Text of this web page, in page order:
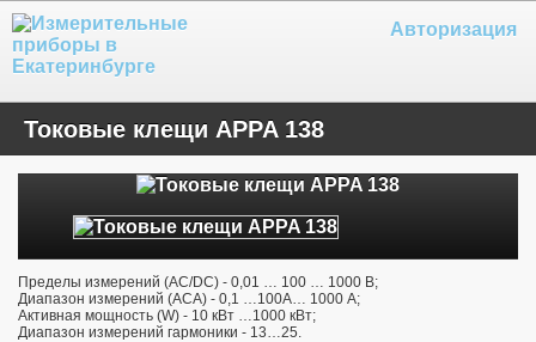
Авторизация
Токовые клещи APPA 138
Пределы измерений (AC/DC) - 0,01 … 100 … 1000 В;
Диапазон измерений (ACA) - 0,1 …100A… 1000 А;
Активная мощность (W) - 10 кВт …1000 кВт;
Диапазон измерений гармоники - 13…25.